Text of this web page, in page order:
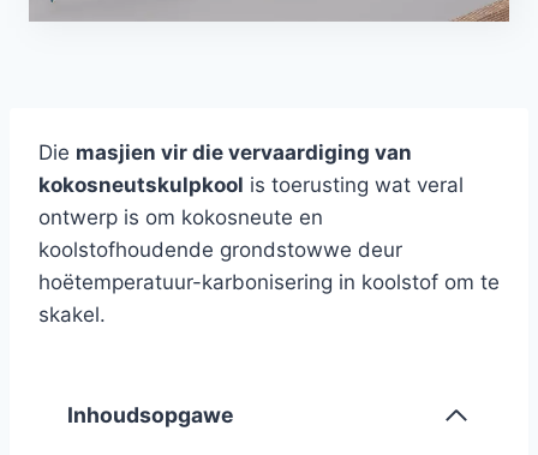
Die masjien vir die vervaardiging van
kokosneutskulpkool is toerusting wat veral
ontwerp is om kokosneute en
koolstofhoudende grondstowwe deur
hoëtemperatuur-karbonisering in koolstof om te
skakel.
Inhoudsopgawe